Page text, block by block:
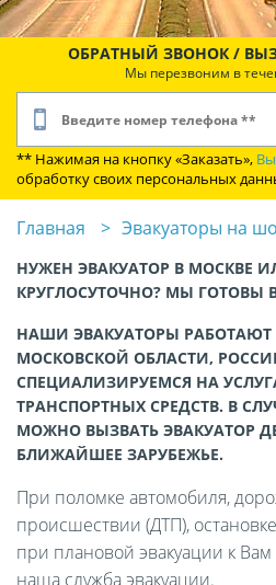
ОБРАТНЫЙ ЗВОНОК /
Мы перезвоним в
** Нажимая на кнопку «Заказать», Вы
обработку своих персональных
Главная Эвакуаторы на
НУЖЕН ЭВАКУАТОР В МОСКВЕ
КРУГЛОСУТОЧНО? МЫ ГОТОВЫ
НАШИ ЭВАКУАТОРЫ РАБОТАЮТ
МОСКОВСКОЙ ОБЛАСТИ,
СПЕЦИАЛИЗИРУЕМСЯ НА
ТРАНСПОРТНЫХ СРЕДСТВ. В
МОЖНО ВЫЗВАТЬ ЭВАКУАТОР
БЛИЖАЙШЕЕ ЗАРУБЕЖЬЕ.
При поломке автомобиля,
происшествии (ДТП),
при плановой эвакуации к
наша служба эвакуации.